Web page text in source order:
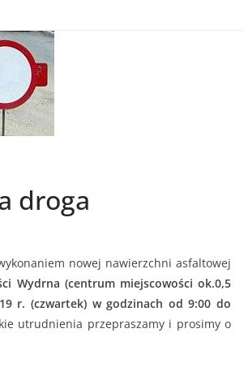
droga
nowej nawierzchni asfaltowej
Wydrna (centrum miejscowości ok.0,5
r. (czwartek) w godzinach od 9:00 do
utrudnienia przepraszamy i prosimy o